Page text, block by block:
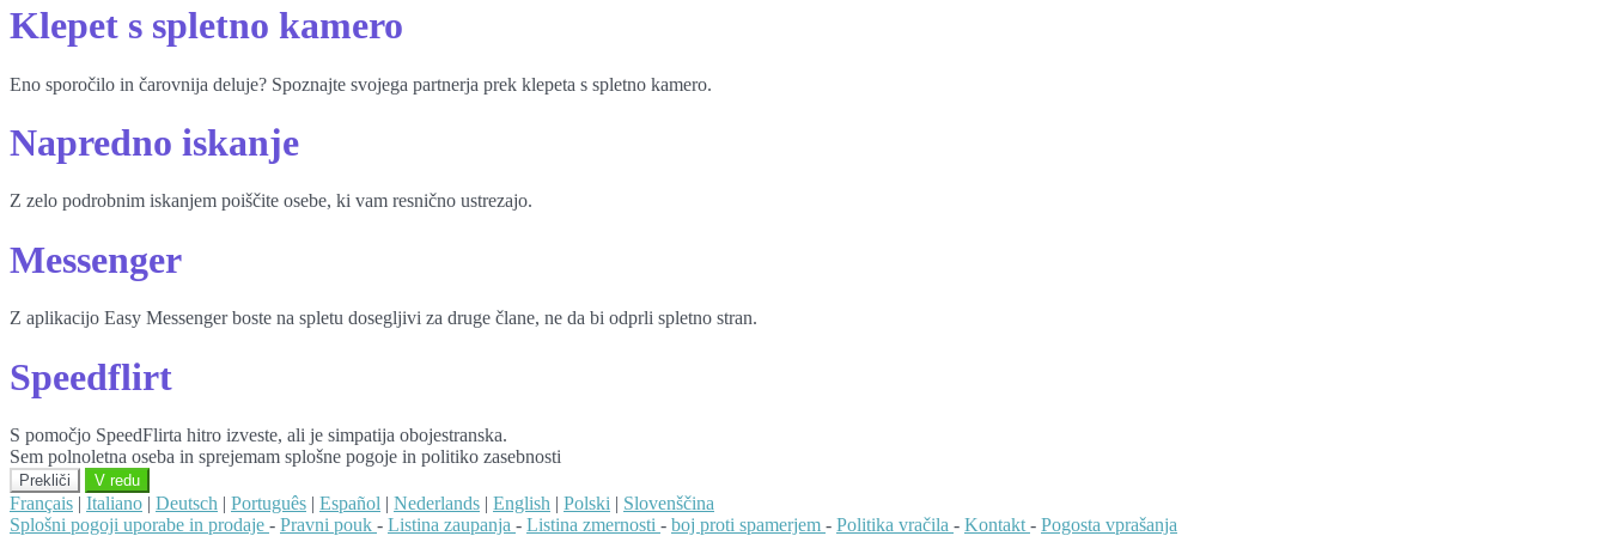
Klepet s spletno kamero
Eno sporočilo in čarovnija deluje? Spoznajte svojega partnerja prek klepeta s spletno kamero.
Napredno iskanje
Z zelo podrobnim iskanjem poiščite osebe, ki vam resnično ustrezajo.
Messenger
Z aplikacijo Easy Messenger boste na spletu dosegljivi za druge člane, ne da bi odprli spletno stran.
Speedflirt
S pomočjo SpeedFlirta hitro izveste, ali je simpatija obojestranska.
Sem polnoletna oseba in sprejemam splošne pogoje in politiko zasebnosti
Prekliči V redu
Français | Italiano | Deutsch | Português | Español | Nederlands | English | Polski | Slovenščina
Splošni pogoji uporabe in prodaje - Pravni pouk - Listina zaupanja - Listina zmernosti - boj proti spamerjem - Politika vračila - Kontakt - Pogosta vprašanja